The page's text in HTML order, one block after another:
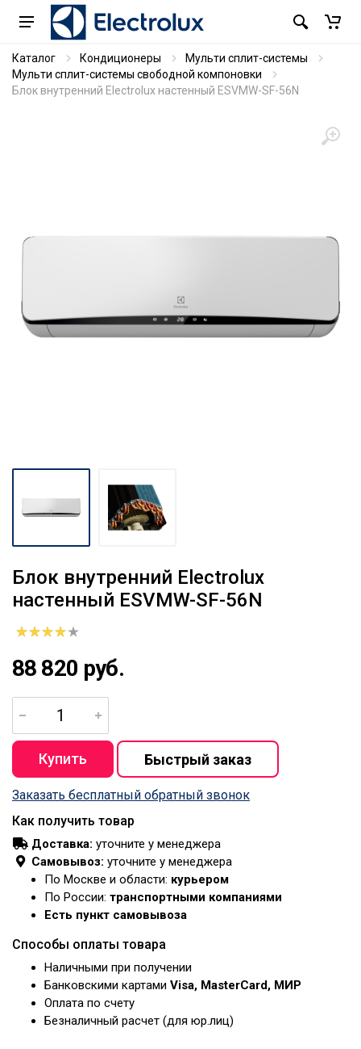
Каталог Кондиционеры
Мульти сплит-системы
Мульти сплит-системы свободной компоновки
Блок внутренний Electrolux настенный ESVMW-SF-56N
Блок внутренний Electrolux
настенный ESVMW-SF-56N
88 820 руб.
Заказать бесплатный обратный звонок
Как получить товар
Доставка: уточните у менеджера
Самовывоз: уточните у менеджера
По Москве и области: курьером
По России: транспортными компаниями
Есть пункт самовывоза
Способы оплаты товара
Наличными при получении
Банковскими картами Visa, MasterCard, МИР
Оплата по счету
Безналичный расчет (для юр.лиц)